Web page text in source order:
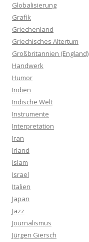
Globalisierung
Grafik
Griechenland
Griechisches Altertum
Großbritannien (England)
Handwerk
Humor
Indien
Indische Welt
Instrumente
Interpretation
Iran
Irland
Islam
Israel
Italien
Japan
Jazz
Journalismus
Jürgen Giersch